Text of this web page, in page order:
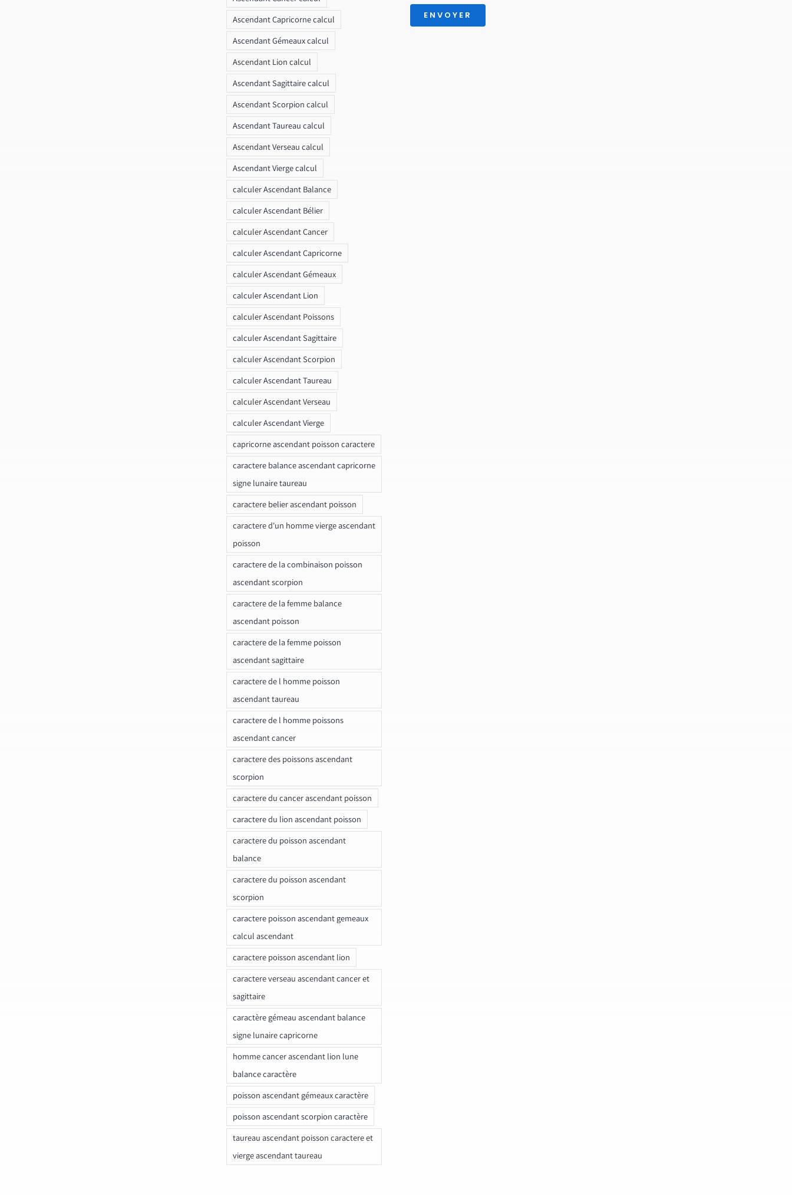
Ascendant Capricorne calcul
Ascendant Gémeaux calcul
Ascendant Lion calcul
Ascendant Sagittaire calcul
Ascendant Scorpion calcul
Ascendant Taureau calcul
Ascendant Verseau calcul
Ascendant Vierge calcul
calculer Ascendant Balance
calculer Ascendant Bélier
calculer Ascendant Cancer
calculer Ascendant Capricorne
calculer Ascendant Gémeaux
calculer Ascendant Lion
calculer Ascendant Poissons
calculer Ascendant Sagittaire
calculer Ascendant Scorpion
calculer Ascendant Taureau
calculer Ascendant Verseau
calculer Ascendant Vierge
capricorne ascendant poisson caractere
caractere balance ascendant capricorne
signe lunaire taureau
caractere belier ascendant poisson
caractere d'un homme vierge ascendant
poisson
caractere de la combinaison poisson
ascendant scorpion
caractere de la femme balance
ascendant poisson
caractere de la femme poisson
ascendant sagittaire
caractere de l homme poisson
ascendant taureau
caractere de l homme poissons
ascendant cancer
caractere des poissons ascendant
scorpion
caractere du cancer ascendant poisson
caractere du lion ascendant poisson
caractere du poisson ascendant
balance
caractere du poisson ascendant
scorpion
caractere poisson ascendant gemeaux
calcul ascendant
caractere poisson ascendant lion
caractere verseau ascendant cancer et
sagittaire
caractère gémeau ascendant balance
signe lunaire capricorne
homme cancer ascendant lion lune
balance caractère
poisson ascendant gémeaux caractère
poisson ascendant scorpion caractère
taureau ascendant poisson caractere et
vierge ascendant taureau
ENVOYER